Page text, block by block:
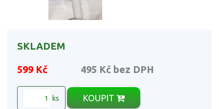
SKLADEM
599 Kč 495 Kč bez DPH
ks KOUPIT